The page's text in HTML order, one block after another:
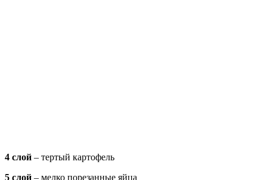
4 слой – тертый картофель
5 слой – мелко порезанные яйца